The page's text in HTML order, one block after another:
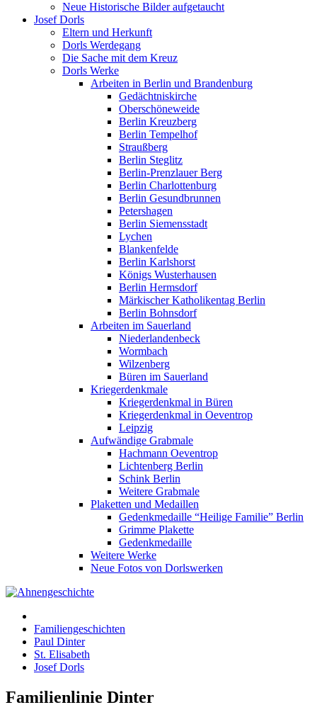
Neue Historische Bilder aufgetaucht
Josef Dorls
Eltern und Herkunft
Dorls Werdegang
Die Sache mit dem Kreuz
Dorls Werke
Arbeiten in Berlin und Brandenburg
Gedächtniskirche
Oberschöneweide
Berlin Kreuzberg
Berlin Tempelhof
Straußberg
Berlin Steglitz
Berlin-Prenzlauer Berg
Berlin Charlottenburg
Berlin Gesundbrunnen
Petershagen
Berlin Siemensstadt
Lychen
Blankenfelde
Berlin Karlshorst
Königs Wusterhausen
Berlin Hermsdorf
Märkischer Katholikentag Berlin
Berlin Bohnsdorf
Arbeiten im Sauerland
Niederlandenbeck
Wormbach
Wilzenberg
Büren im Sauerland
Kriegerdenkmale
Kriegerdenkmal in Büren
Kriegerdenkmal in Oeventrop
Leipzig
Aufwändige Grabmale
Hachmann Oeventrop
Lichtenberg Berlin
Schink Berlin
Weitere Grabmale
Plaketten und Medaillen
Gedenkmedaille “Heilige Familie” Berlin
Grimme Plakette
Gedenkmedaille
Weitere Werke
Neue Fotos von Dorlswerken
Familiengeschichten
Paul Dinter
St. Elisabeth
Josef Dorls
Familienlinie Dinter